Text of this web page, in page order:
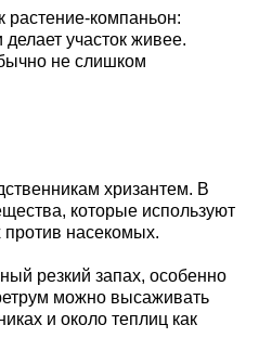
растение-компаньон:
участок живее.
не слишком
хризантем. В
которые используют
против насекомых.
резкий запах, особенно
можно высаживать
и около теплиц как